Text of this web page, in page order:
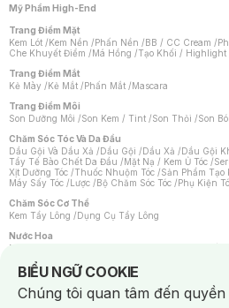
Mỹ Phẩm High-End
Trang Điểm Mặt
Kem Lót /Kem Nền /Phấn Nền /BB / CC Cream /
Che Khuyết Điểm /Má Hồng /Tạo Khối / Highlight
Trang Điểm Mắt
Kẻ Mày /Kẻ Mắt /Phấn Mắt /Mascara
Trang Điểm Môi
Son Dưỡng Môi /Son Kem / Tint /Son Thỏi /Son
Chăm Sóc Tóc Và Da Đầu
Dầu Gội Và Dầu Xả /Dầu Gội /Dầu Xả /Dầu Gội
Tẩy Tế Bào Chết Da Đầu /Mặt Nạ / Kem Ủ Tóc /
Xịt Dưỡng Tóc /Thuốc Nhuộm Tóc /Sản Phẩm Tạo
Máy Sấy Tóc /Lược /Bộ Chăm Sóc Tóc /Phụ Kiện
Chăm Sóc Cơ Thể
Kem Tẩy Lông /Dụng Cụ Tẩy Lông
Nước Hoa
Nước Hoa Nữ
Chăm Sóc Cá Nhân
Chống Muỗi /Khẩu Trang /Máy Massage/Mặt Nạ
Sản Phẩm Chăm Sóc Khác /Bàn Chải Đánh Răng
BIỂU NGỮ COOKIE
Notice about cookies usage
Chúng tôi quan tâm đến